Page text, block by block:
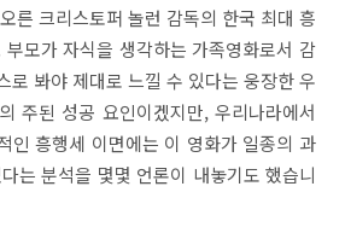
른 크리스토퍼 놀런 감독의 한국 최대 흥
모가 자식을 생각하는 가족영화로서 감
로 봐야 제대로 느낄 수 있다는 웅장한 우
주된 성공 요인이겠지만, 우리나라에서
인 흥행세 이면에는 이 영화가 일종의 과
는 분석을 몇몇 언론이 내놓기도 했습니